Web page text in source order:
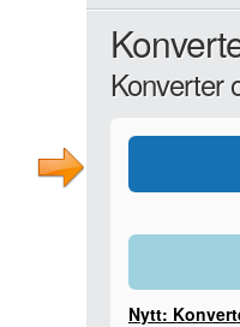
Konverter
Nytt: